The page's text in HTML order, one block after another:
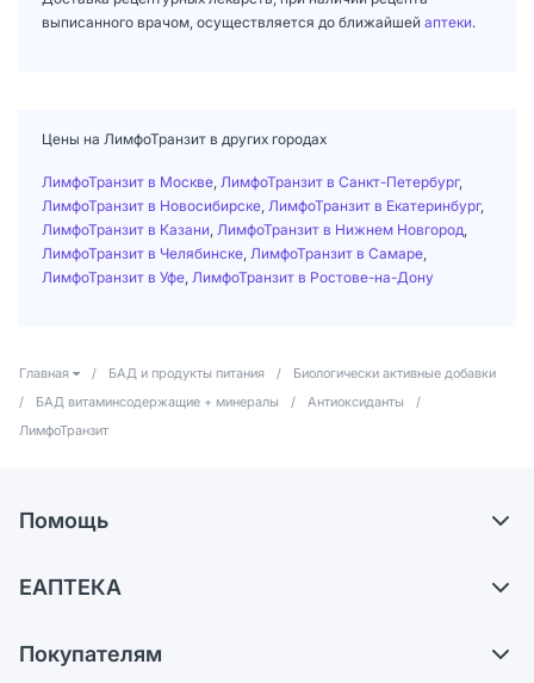
выписанного врачом, осуществляется до ближайшей аптеки.
Цены на ЛимфоТранзит в других городах
ЛимфоТранзит в Москве ЛимфоТранзит в Санкт-Петербург,
ЛимфоТранзит в Новосибирске ЛимфоТранзит в Екатеринбург,
ЛимфоТранзит в Казани ЛимфоТранзит в Нижнем Новгород
ЛимфоТранзит в Челябинске ЛимфоТранзит в Самаре
ЛимфоТранзит в Уфе ЛимфоТранзит в Ростове-на-Дону
Главная / БАД и продукты питания /
Биологически активные добавки
/
БАД витаминсодержащие + минералы / Антиоксиданты
/
ЛимфоТранзит
Помощь
Самовывоз из аптек
ЕАПТЕКА
Карьера
Покупателям